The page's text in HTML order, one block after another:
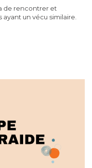
de rencontrer et
ayant un vécu similaire.